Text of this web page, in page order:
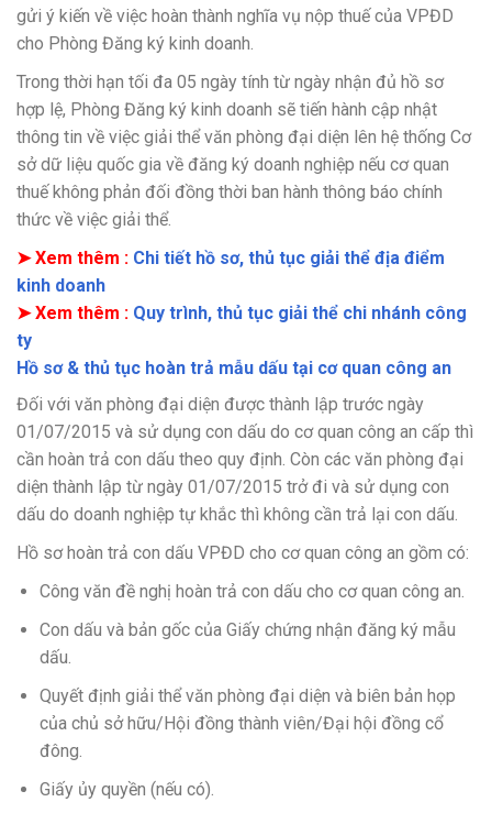
gửi ý kiến về việc hoàn thành nghĩa vụ nộp thuế của VPĐD
cho Phòng Đăng ký kinh doanh.
Trong thời hạn tối đa 05 ngày tính từ ngày nhận đủ hồ sơ
hợp lệ, Phòng Đăng ký kinh doanh sẽ tiến hành cập nhật
thông tin về việc giải thể văn phòng đại diện lên hệ thống Cơ
sở dữ liệu quốc gia về đăng ký doanh nghiệp nếu cơ quan
thuế không phản đối đồng thời ban hành thông báo chính
thức về việc giải thể.
➤ Xem thêm : Chi tiết hồ sơ, thủ tục giải thể địa điểm
kinh doanh
➤ Xem thêm : Quy trình, thủ tục giải thể chi nhánh công
ty
Hồ sơ & thủ tục hoàn trả mẫu dấu tại cơ quan công an
Đối với văn phòng đại diện được thành lập trước ngày
01/07/2015 và sử dụng con dấu do cơ quan công an cấp thì
cần hoàn trả con dấu theo quy định. Còn các văn phòng đại
diện thành lập từ ngày 01/07/2015 trở đi và sử dụng con
dấu do doanh nghiệp tự khắc thì không cần trả lại con dấu.
Hồ sơ hoàn trả con dấu VPĐD cho cơ quan công an gồm có:
Công văn đề nghị hoàn trả con dấu cho cơ quan công an.
Con dấu và bản gốc của Giấy chứng nhận đăng ký mẫu
dấu.
Quyết định giải thể văn phòng đại diện và biên bản họp
của chủ sở hữu/Hội đồng thành viên/Đại hội đồng cổ
đông.
Giấy ủy quyền (nếu có).